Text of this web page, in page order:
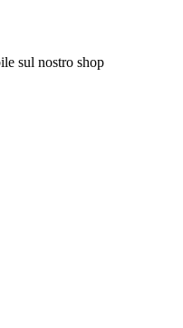
sul nostro shop